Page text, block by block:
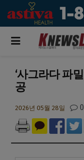
‘사그라다 파
공
2026년 05월 28일 0